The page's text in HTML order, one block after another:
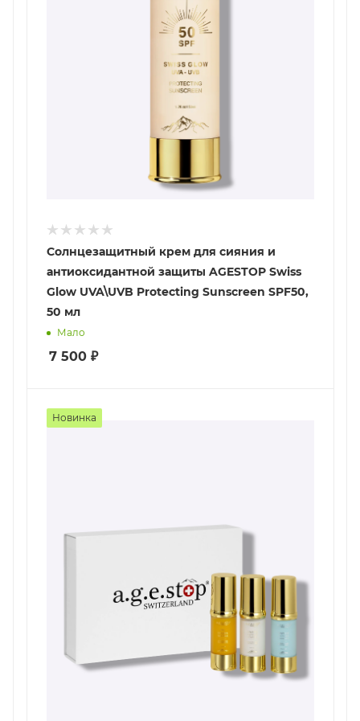
Солнцезащитный крем для сияния и
антиоксидантной защиты AGESTOP Swiss
Glow UVA\UVB Protecting Sunscreen SPF50,
50 мл
Мало
7 500 ₽
Новинка